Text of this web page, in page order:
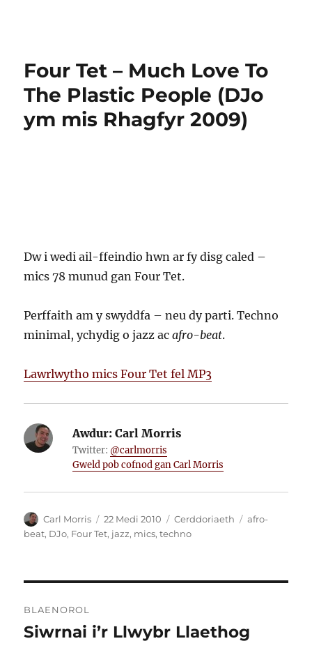
Four Tet – Much Love To
The Plastic People (DJo
ym mis Rhagfyr 2009)
Dw i wedi ail-ffeindio hwn ar fy disg caled –
mics 78 munud gan Four Tet.
Perffaith am y swyddfa – neu dy parti. Techno
minimal, ychydig o jazz acafro-beat.
Lawrlwytho mics Four Tet fel MP3
Awdur: Carl Morris
Twitter: @carlmorris
Gweld pob cofnod gan Carl Morris
Awdur
Carl Morris
Cofnodwyd
ar
22 Medi 2010 Categorïau
Cerddoriaeth Tagiau
afro-
beat, DJo, Four Tet, jazz, mics,techno
cofnod
BLAENOROL
Cofnod
Siwrnai i’r Llwybr Llaethog